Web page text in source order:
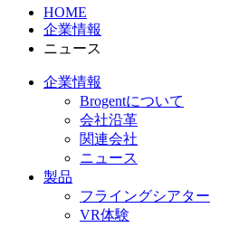
HOME
企業情報
ニュース
企業情報
Brogentについて
会社沿革
関連会社
ニュース
製品
フライングシアター
VR体験